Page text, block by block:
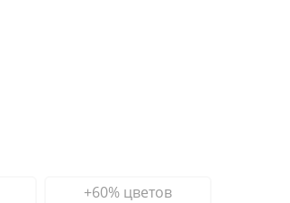
+60% цветов